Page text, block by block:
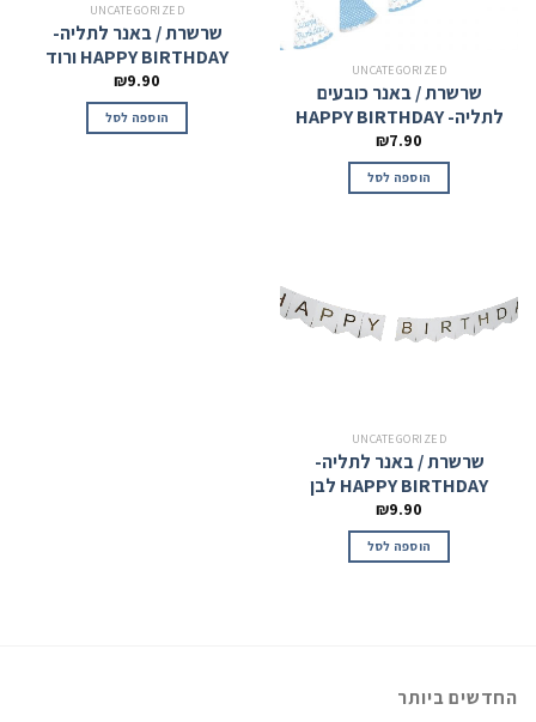
UNCATEGORIZED
שרשרת / באנר כובעים
לתליה- HAPPY BIRTHDAY
₪7.90
הוספה לסל
UNCATEGORIZED
שרשרת / באנר לתליה-
HAPPY BIRTHDAY ורוד
₪9.90
הוספה לסל
UNCATEGORIZED
שרשרת / באנר לתליה-
HAPPY BIRTHDAY לבן
₪9.90
הוספה לסל
החדשים ביותר